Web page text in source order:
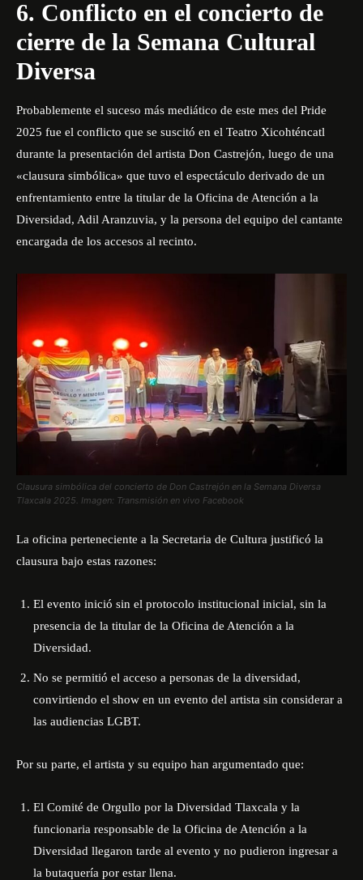
6. Conflicto en el concierto de
cierre de la Semana Cultural
Diversa
Probablemente el suceso más mediático de este mes del Pride
2025 fue el conflicto que se suscitó en el Teatro Xicohténcatl
durante la presentación del artista Don Castrejón, luego de una
«clausura simbólica» que tuvo el espectáculo derivado de un
enfrentamiento entre la titular de la Oficina de Atención a la
Diversidad, Adil Aranzuvia, y la persona del equipo del cantante
encargada de los accesos al recinto.
Clausura simbólica del concierto de Don Castrejón en la Semana Diversa
Tlaxcala 2025. Imagen: Transmisión en vivo Facebook
La oficina perteneciente a la Secretaria de Cultura justificó la
clausura bajo estas razones:
El evento inició sin el protocolo institucional inicial, sin la
presencia de la titular de la Oficina de Atención a la
Diversidad.
No se permitió el acceso a personas de la diversidad,
convirtiendo el show en un evento del artista sin considerar a
las audiencias LGBT.
Por su parte, el artista y su equipo han argumentado que:
El Comité de Orgullo por la Diversidad Tlaxcala y la
funcionaria responsable de la Oficina de Atención a la
Diversidad llegaron tarde al evento y no pudieron ingresar a
la butaquería por estar llena.